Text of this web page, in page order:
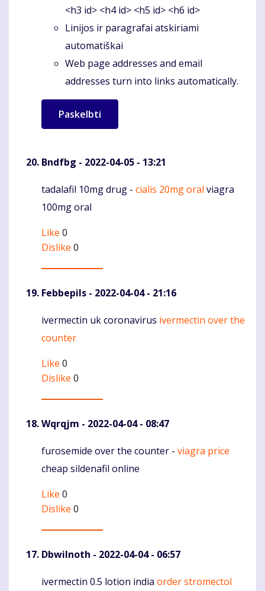
<h3 id> <h4 id> <h5 id> <h6 id>
Linijos ir paragrafai atskiriami
automatiškai
Web page addresses and email
addresses turn into links automatically.
Bndfbg - 2022-04-05 - 13:21
Komentaras
tadalafil 10mg drug - cialis 20mg oral viagra
100mg oral
Like 0
Dislike 0
Febbepils - 2022-04-04 - 21:16
Komentaras
ivermectin uk coronavirus ivermectin over the
counter
Like 0
Dislike 0
Wqrqjm - 2022-04-04 - 08:47
Komentaras
furosemide over the counter - viagra price
cheap sildenafil online
Like 0
Dislike 0
DbwiInoth - 2022-04-04 - 06:57
Komentaras
ivermectin 0.5 lotion india order stromectol